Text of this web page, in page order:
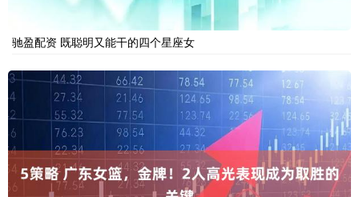
驰盈配资 既聪明又能干的四个星座女